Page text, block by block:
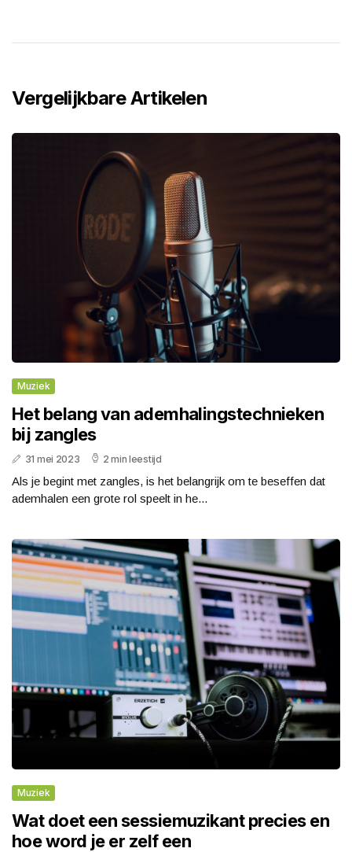
Vergelijkbare Artikelen
Muziek
Het belang van ademhalingstechnieken
bij zangles
31 mei 2023 2 min leestijd
Als je begint met zangles, is het belangrijk om te beseffen dat
ademhalen een grote rol speelt in he...
Muziek
Wat doet een sessiemuzikant precies en
hoe word je er zelf een